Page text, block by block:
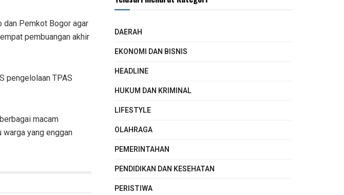
dan Pemkot Bogor agar
pembuangan akhir
pengelolaan TPAS
macam
yang enggan
DAERAH
EKONOMI DAN BISNIS
HEADLINE
HUKUM DAN KRIMINAL
LIFESTYLE
OLAHRAGA
PEMERINTAHAN
PENDIDIKAN DAN KESEHATAN
PERISTIWA